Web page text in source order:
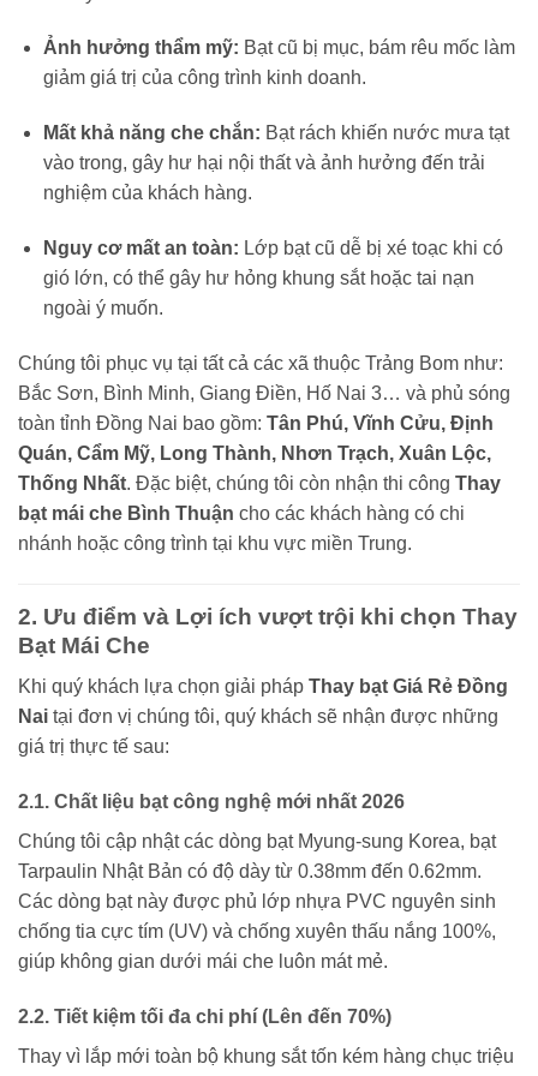
Ảnh hưởng thẩm mỹ: Bạt cũ bị mục, bám rêu mốc làm
giảm giá trị của công trình kinh doanh.
Mất khả năng che chắn: Bạt rách khiến nước mưa tạt
vào trong, gây hư hại nội thất và ảnh hưởng đến trải
nghiệm của khách hàng.
Nguy cơ mất an toàn: Lớp bạt cũ dễ bị xé toạc khi có
gió lớn, có thể gây hư hỏng khung sắt hoặc tai nạn
ngoài ý muốn.
Chúng tôi phục vụ tại tất cả các xã thuộc Trảng Bom như:
Bắc Sơn, Bình Minh, Giang Điền, Hố Nai 3… và phủ sóng
toàn tỉnh Đồng Nai bao gồm: Tân Phú, Vĩnh Cửu, Định
Quán, Cẩm Mỹ, Long Thành, Nhơn Trạch, Xuân Lộc,
Thống Nhất. Đặc biệt, chúng tôi còn nhận thi công Thay
bạt mái che Bình Thuận cho các khách hàng có chi
nhánh hoặc công trình tại khu vực miền Trung.
2. Ưu điểm và Lợi ích vượt trội khi chọn Thay
Bạt Mái Che
Khi quý khách lựa chọn giải pháp Thay bạt Giá Rẻ Đồng
Nai tại đơn vị chúng tôi, quý khách sẽ nhận được những
giá trị thực tế sau:
2.1. Chất liệu bạt công nghệ mới nhất 2026
Chúng tôi cập nhật các dòng bạt Myung-sung Korea, bạt
Tarpaulin Nhật Bản có độ dày từ 0.38mm đến 0.62mm.
Các dòng bạt này được phủ lớp nhựa PVC nguyên sinh
chống tia cực tím (UV) và chống xuyên thấu nắng 100%,
giúp không gian dưới mái che luôn mát mẻ.
2.2. Tiết kiệm tối đa chi phí (Lên đến 70%)
Thay vì lắp mới toàn bộ khung sắt tốn kém hàng chục triệu